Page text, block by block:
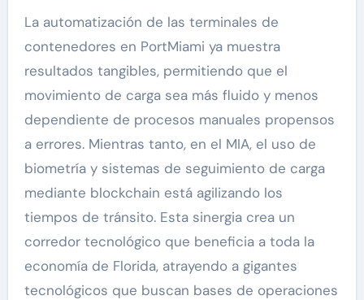
La automatización de las terminales de
contenedores en PortMiami ya muestra
resultados tangibles, permitiendo que el
movimiento de carga sea más fluido y menos
dependiente de procesos manuales propensos
a errores. Mientras tanto, en el MIA, el uso de
biometría y sistemas de seguimiento de carga
mediante blockchain está agilizando los
tiempos de tránsito. Esta sinergia crea un
corredor tecnológico que beneficia a toda la
economía de Florida, atrayendo a gigantes
tecnológicos que buscan bases de operaciones